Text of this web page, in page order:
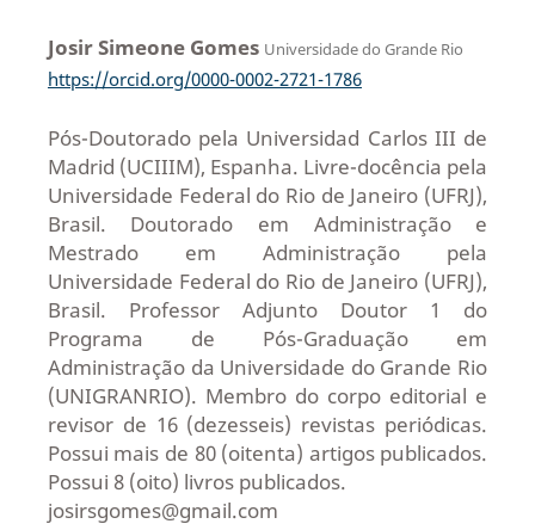
Josir Simeone Gomes Universidade do Grande Rio
https://orcid.org/0000-0002-2721-1786
Pós-Doutorado pela Universidad Carlos III de
Madrid (UCIIIM), Espanha. Livre-docência pela
Universidade Federal do Rio de Janeiro (UFRJ),
Brasil. Doutorado em Administração e
Mestrado em Administração pela
Universidade Federal do Rio de Janeiro (UFRJ),
Brasil. Professor Adjunto Doutor 1 do
Programa de Pós-Graduação em
Administração da Universidade do Grande Rio
(UNIGRANRIO). Membro do corpo editorial e
revisor de 16 (dezesseis) revistas periódicas.
Possui mais de 80 (oitenta) artigos publicados.
Possui 8 (oito) livros publicados.
josirsgomes@gmail.com